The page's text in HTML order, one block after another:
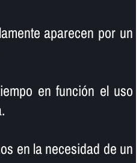
aparecen por un
en función el uso
en la necesidad de un